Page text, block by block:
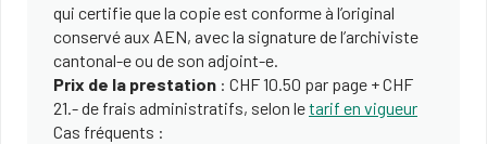
qui certifie que la copie est conforme à l’original
conservé aux AEN, avec la signature de l’archiviste
cantonal-e ou de son adjoint-e.
Prix de la prestation : CHF 10.50 par page + CHF
21.- de frais administratifs, selon letarif en vigueur
Cas fréquents :